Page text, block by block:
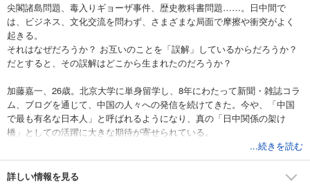
尖閣諸島問題、毒入りギョーザ事件、歴史教科書問題……。日中間で
は、ビジネス、文化交流を問わず、さまざまな局面で摩擦や衝突がよく
起きる。
それはなぜだろうか？ お互いのことを「誤解」しているからだろうか？
だとすると、その誤解はどこから生まれたのだろうか？
加藤嘉一、26歳。北京大学に単身留学し、8年にわたって新聞・雑誌コラ
ム、ブログを通じて、中国の人々への発信を続けてきた。今や、「中国
で最も有名な日本人」と呼ばれるようになり、真の「日中関係の架け
橋」としての活躍に大きな期待が寄せられている。
そんな彼が、自分の目で見て感じた中国の「今」とは、いったいどんな
ものだったのか？ 中国の若者たちの現実、不安、そして日本観とは？
...続きを読む
詳しい情報を見る